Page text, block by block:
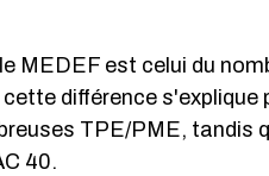
MEDEF est celui du
différence s'explique
TPE/PME, tandis
40.